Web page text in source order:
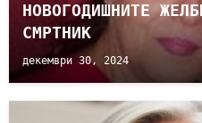
НОВОГОДИШНИТЕ
СМРТНИК
декември 30, 2024